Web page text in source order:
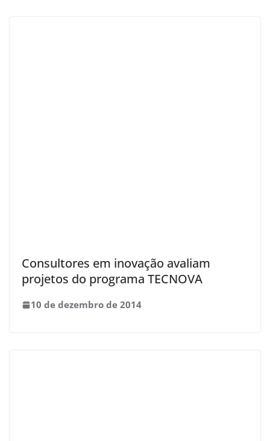
Consultores em inovação avaliam
projetos do programa TECNOVA
10 de dezembro de 2014